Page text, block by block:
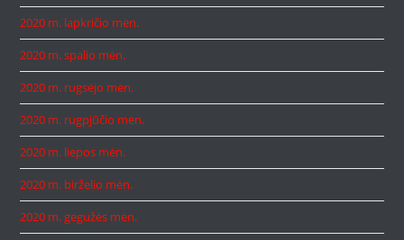
2020 m. lapkričio mėn.
2020 m. spalio mėn.
2020 m. rugsėjo mėn.
2020 m. rugpjūčio mėn.
2020 m. liepos mėn.
2020 m. birželio mėn.
2020 m. gegužės mėn.